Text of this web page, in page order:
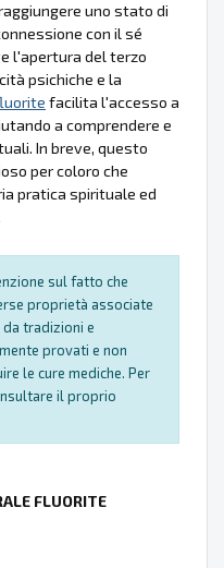
uno stato di
con il sé
l'apertura del terzo
psichiche e la
facilita l'accesso a
a comprendere e
In breve, questo
per coloro che
pratica spirituale ed
sul fatto che
proprietà associate
tradizioni e
provati e non
le cure mediche. Per
il proprio
FLUORITE